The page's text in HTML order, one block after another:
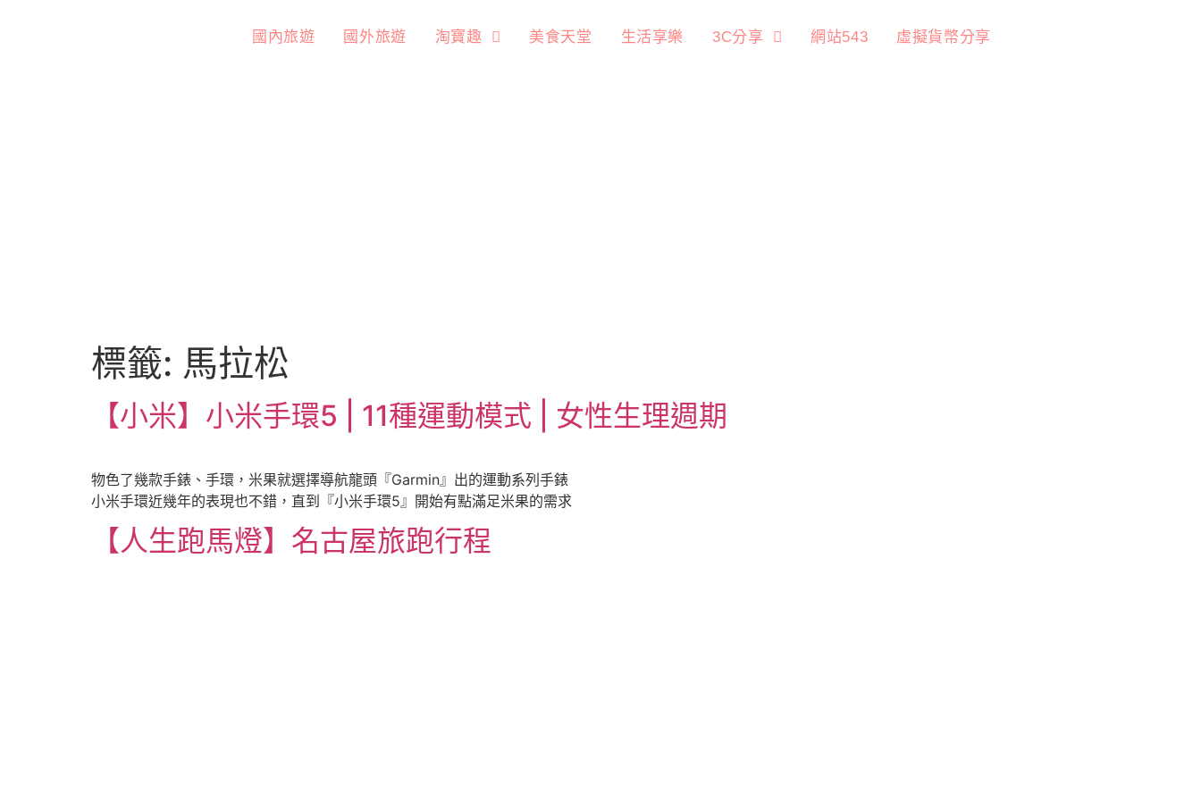
國內旅遊 國外旅遊 淘寶趣 美食天堂 生活享樂 3C分享 網站543 虛擬貨幣分享
標籤: 馬拉松
【小米】小米手環5 | 11種運動模式 | 女性生理週期
物色了幾款手錶、手環，米果就選擇導航龍頭『Garmin』出的運動系列手錶
小米手環近幾年的表現也不錯，直到『小米手環5』開始有點滿足米果的需求
【人生跑馬燈】名古屋旅跑行程